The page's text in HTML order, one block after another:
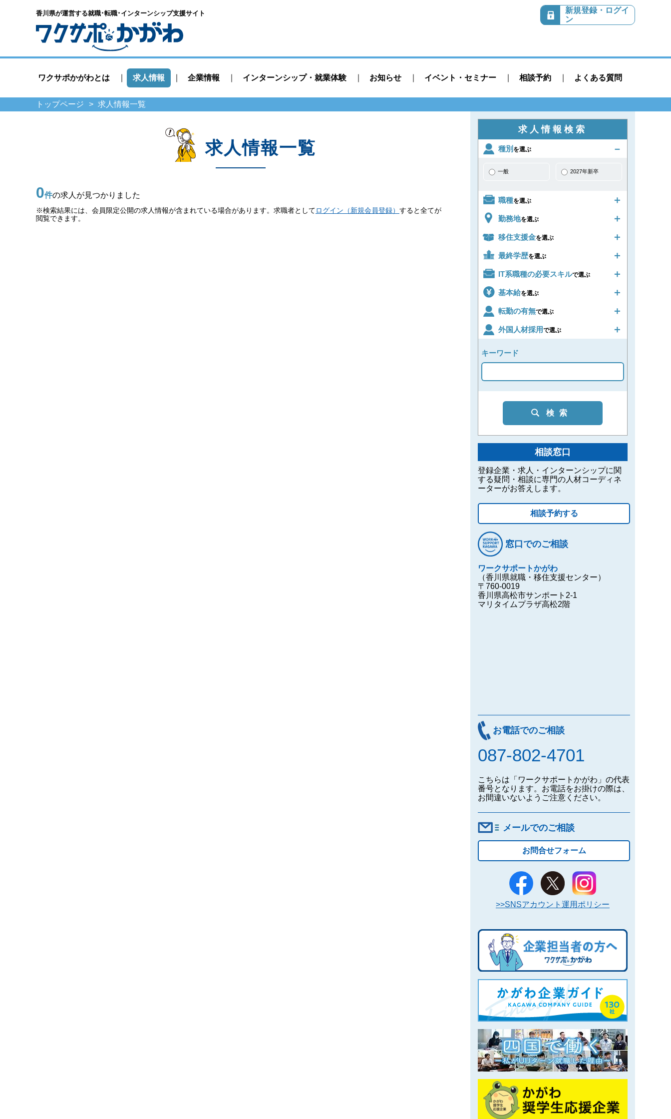
香川県が運営する就職･転職･ インターンシップ支援サイト
新規登録・ログイ
ン
ワクサポかがわとは 求人情報 企業情報 インターンシップ・就業体験 お知らせ イベント・セミナー 相談予約 よくある質問
トップページ 求人情報一覧
求人情報一覧
0件の求人が見つかりました
※検索結果には、会員限定公開の求人情報が含まれている場合があります。求職者としてログイン（新規会員登録） すると全てが
閲覧できます。
求人情報検索
種別 を選ぶ
一般 2027年新卒
職種を選ぶ
勤務地を選ぶ
移住支援金を選ぶ
最終学歴を選ぶ
IT系職種の必要スキルで選ぶ
基本給を選ぶ
転勤の有無で選ぶ
外国人材採用で選ぶ
キーワード
検索
相談窓口
登録企業・求人・インターンシップに関
する疑問・相談に専門の人材コーディネ
ーターがお答えします。
相談予約する
窓口でのご相談
ワークサポートかがわ
（香川県就職・移住支援センター）
〒760-0019
香川県高松市サンポート2-1
マリタイムプラザ高松2階
お電話でのご相談
087-802-4701
こちらは「ワークサポートかがわ」の代表
番号となります。お電話をお掛けの際は、
お間違いないようご注意ください。
メールでのご相談
お問合せフォーム
>>SNSアカウント運用ポリシー